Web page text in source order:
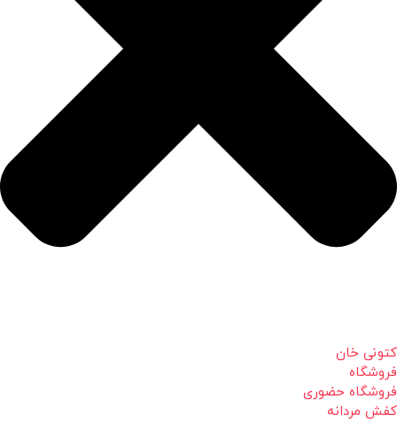
کتونی خان
فروشگاه
فروشگاه حضوری
کفش مردانه